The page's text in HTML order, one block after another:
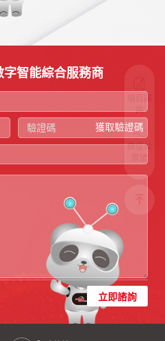
詢
微信公
智能綜合服務商
獲取驗證碼
立即諮詢